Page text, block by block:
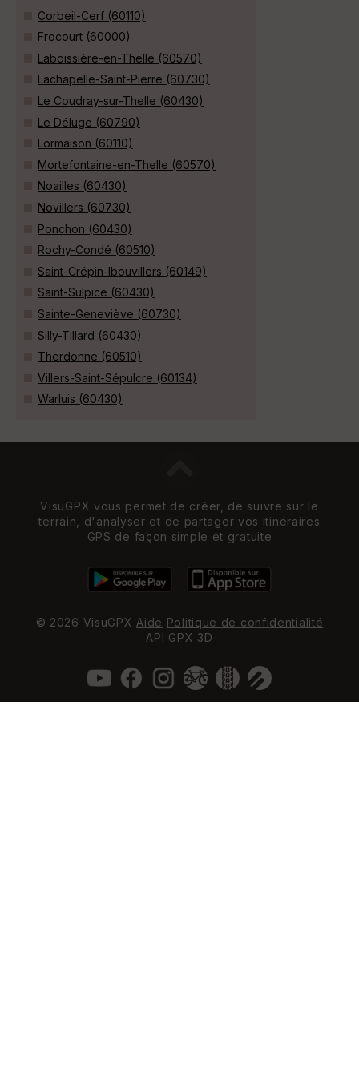
Corbeil-Cerf (60110)
Frocourt (60000)
Laboissière-en-Thelle (60570)
Lachapelle-Saint-Pierre (60730)
Le Coudray-sur-Thelle (60430)
Le Déluge (60790)
Lormaison (60110)
Mortefontaine-en-Thelle (60570)
Noailles (60430)
Novillers (60730)
Ponchon (60430)
Rochy-Condé (60510)
Saint-Crépin-Ibouvillers (60149)
Saint-Sulpice (60430)
Sainte-Geneviève (60730)
Silly-Tillard (60430)
Therdonne (60510)
Villers-Saint-Sépulcre (60134)
Warluis (60430)
VisuGPX vous permet de créer, de suivre sur le
terrain, d'analyser et de partager vos itinéraires
GPS de façon simple et gratuite
© 2026 VisuGPX Aide Politique de confidentialité
API GPX 3D